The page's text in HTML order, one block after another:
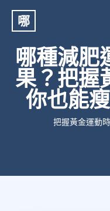
哪
哪種減肥
果？把握
你也能
把握黃金運動